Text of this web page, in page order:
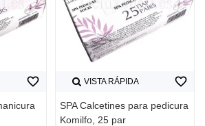
favorite_border VISTA RÁPIDA
SPA Calcetines para pedicura
Komilfo, 25 par
favorite_border